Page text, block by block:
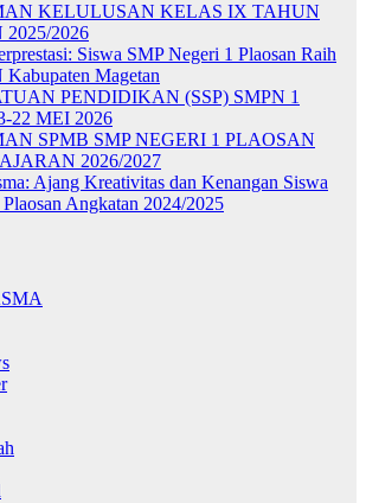
KELULUSAN KELAS IX TAHUN
2026
Siswa SMP Negeri 1 Plaosan Raih
Kabupaten Magetan
PENDIDIKAN (SSP) SMPN 1
22 MEI 2026
SPMB SMP NEGERI 1 PLAOSAN
2026/2027
Ajang Kreativitas dan Kenangan Siswa
Angkatan 2024/2025